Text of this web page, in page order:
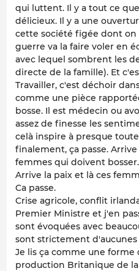
qui luttent. Il y a tout ce
délicieux. Il y a une
cette société figée dont on
guerre va la faire voler en
avec lequel sombrent les
directe de la famille). Et
Travailler, c'est déchoir
comme une pièce
bosse. Il est médecin ou
assez de finesse les
celà inspire à presque
finalement, ça passe.
femmes qui doivent
Arrive la paix et là ces
Ca passe.
Crise agricole, conflit
Premier Ministre et j'en
sont évoquées avec
sont strictement d'aucunes
Je lis ça comme une forme
production Britanique de la